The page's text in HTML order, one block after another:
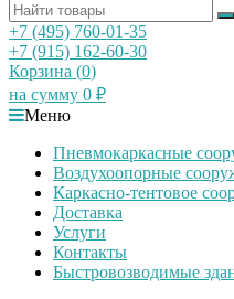
+7 (495) 760-01-35
+7 (915) 162-60-30
Корзина (0)
на сумму 0 ₽
Меню
Пневмокаркасные
Воздухоопорные
Каркасно-тентовое
Доставка
Услуги
Контакты
Быстровозводимые